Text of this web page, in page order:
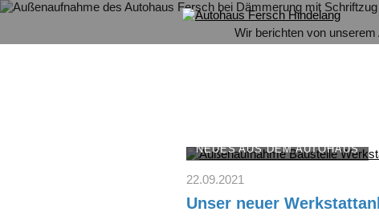
Wir berichten von
NEUES AUS DEM AUTOHAUS
22.09.2021
Unser neuer